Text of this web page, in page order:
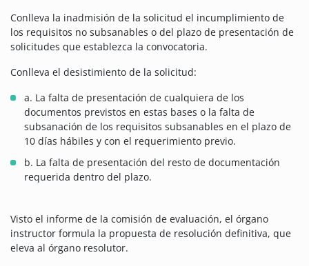
Conlleva la inadmisión de la solicitud el incumplimiento de
los requisitos no subsanables o del plazo de presentación de
solicitudes que establezca la convocatoria.
Conlleva el desistimiento de la solicitud:
a. La falta de presentación de cualquiera de los
documentos previstos en estas bases o la falta de
subsanación de los requisitos subsanables en el plazo de
10 días hábiles y con el requerimiento previo.
b. La falta de presentación del resto de documentación
requerida dentro del plazo.
Visto el informe de la comisión de evaluación, el órgano
instructor formula la propuesta de resolución definitiva, que
eleva al órgano resolutor.